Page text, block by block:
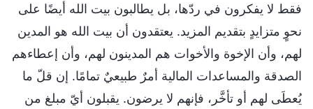
فقط لا يفكرون في ردّها، بل يطالبون بيت الله أيضًا على
نحوٍ متزايدٍ بتقديم المزيد. يعتقدون أن بيت الله هو المدين
لهم، وأن الإخوة والأخوات هم المدينون لهم، وأن إعطاءهم
الصدقة والمساعدات المالية أمرٌ طبيعيٌ تمامًا. إن قلّ ما
يُعطَى لهم أو تأخَّر، فإنهم لا يرضون. يقبلون أيّ مبلغ من